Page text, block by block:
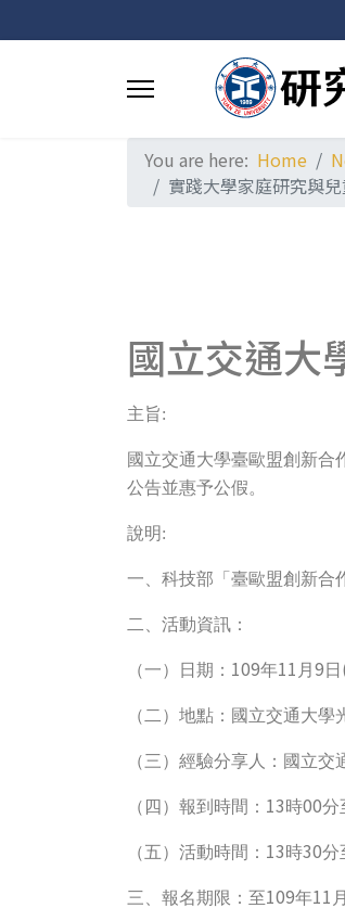
You are here: Home
實踐大學家庭研究與
國立交通大
主旨:
國立交通大學臺歐盟創新合
公告並惠予公假。
說明:
一、科技部「臺歐盟創新合
二、活動資訊：
（一）日期： 109年11 月 9 日
（二）地點：國立交通大學
（三）經驗分享人：國立
（四）報到時間： 13時00分
（五）活動時間： 13時30分
三、報名期限：至109年11 月